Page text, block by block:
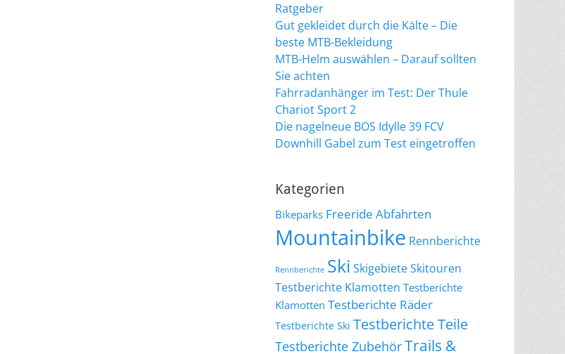
Ratgeber
Gut gekleidet durch die Kälte – Die
beste MTB-Bekleidung
MTB-Helm auswählen – Darauf sollten
Sie achten
Fahrradanhänger im Test: Der Thule
Chariot Sport 2
Die nagelneue BOS Idylle 39 FCV
Downhill Gabel zum Test eingetroffen
Kategorien
Bikeparks Freeride Abfahrten
Mountainbike Rennberichte
Rennberichte Ski SkigebieteSkitouren
Testberichte Klamotten Testberichte
Klamotten Testberichte Räder
Testberichte Ski Testberichte Teile
Testberichte ZubehörTrails &